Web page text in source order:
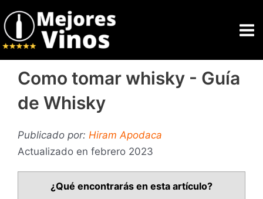
al
contenido
Como tomar whisky - Guía
de Whisky
Publicado por: Hiram Apodaca
Actualizado en febrero 2023
¿Qué encontrarás en esta artículo?